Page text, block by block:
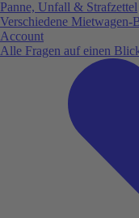
Panne, Unfall & Strafzettel
Verschiedene Mietwagen-
Account
Alle Fragen auf einen